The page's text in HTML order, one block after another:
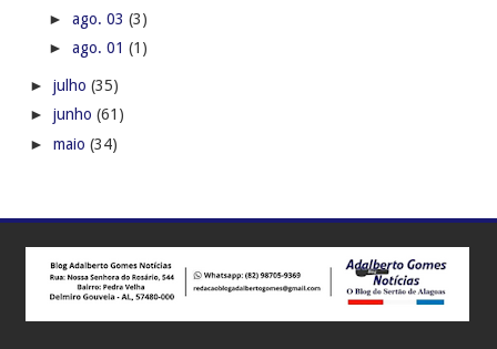
► ago. 03 (3)
► ago. 01 (1)
► julho (35)
► junho (61)
► maio (34)